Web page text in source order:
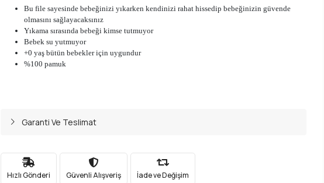
Bu file sayesinde bebeğinizi yıkarken kendinizi rahat hissedip bebeğinizin güvende
olmasını sağlayacaksınız
Yıkama sırasında bebeği kimse tutmuyor
Bebek su yutmuyor
+0 yaş bütün bebekler için uygundur
%100 pamuk
Garanti Ve Teslimat
Hızlı Gönderi Güvenli Alışveriş İade ve Değişim